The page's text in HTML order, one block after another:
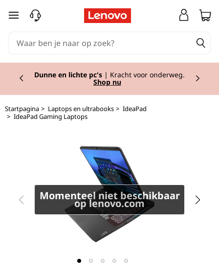
P
a
Ga naar de hoofdinhoud
Dunne en lichte pc's | Kracht voor onderweg.
Shop nu
Startpagina > Laptops en ultrabooks > IdeaPad
> IdeaPad Gaming Laptops
Momenteel niet beschikbaar
op lenovo.com